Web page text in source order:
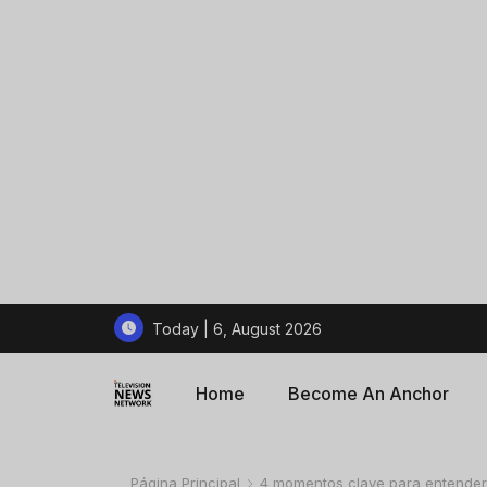
Today | 6, August 2026
Home Become An Anchor
Página Principal 4 momentos clave para